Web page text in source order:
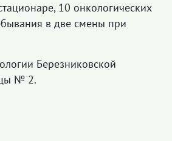
10 онкологических
в две смены при
Березниковской
№ 2.